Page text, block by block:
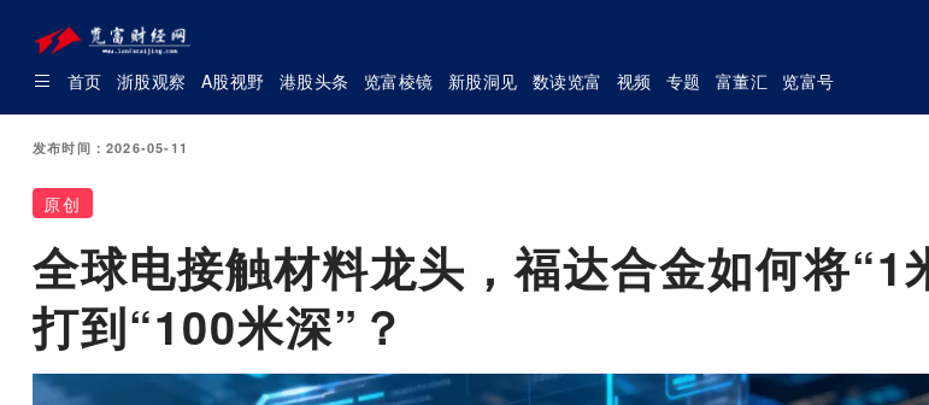
首页 浙股观察 A股视野 港股头条 览富棱镜 新股洞见 数读览富 视频 专题 富董汇 览富号
发布时间：2026-05-11
原创
全球电接触材料龙头，福达合金如何将“1
打到“100米深”？